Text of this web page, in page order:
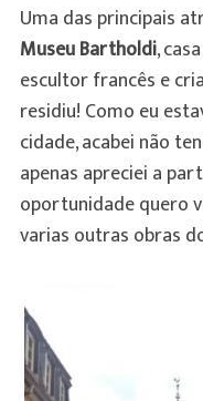
Uma das principais
Museu Bartholdi,
escultor francês e
residiu! Como eu
cidade, acabei não
apenas apreciei a
oportunidade quero
varias outras obras